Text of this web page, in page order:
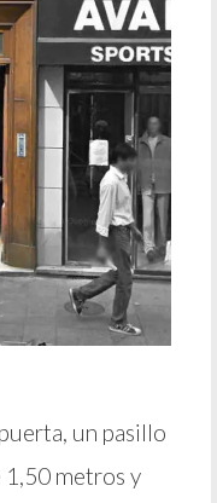
un pasillo
1,50 metros y